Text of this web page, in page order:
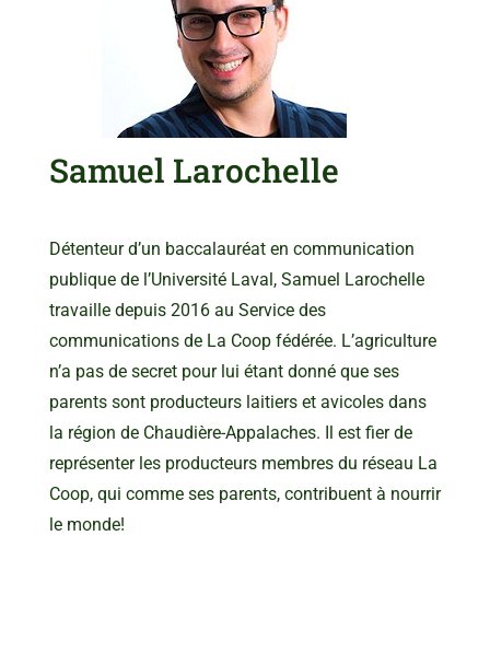
Samuel Larochelle
Détenteur d’un baccalauréat en communication
publique de l’Université Laval, Samuel Larochelle
travaille depuis 2016 au Service des
communications de La Coop fédérée. L’agriculture
n’a pas de secret pour lui étant donné que ses
parents sont producteurs laitiers et avicoles dans
la région de Chaudière-Appalaches. Il est fier de
représenter les producteurs membres du réseau La
Coop, qui comme ses parents, contribuent à nourrir
le monde!